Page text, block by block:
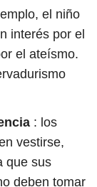
el niño
interés por el
el ateísmo.
: los
vestirse,
que sus
deben tomar